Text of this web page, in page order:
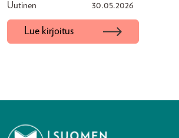
Uutinen 30.05.2026
Lue kirjoitus